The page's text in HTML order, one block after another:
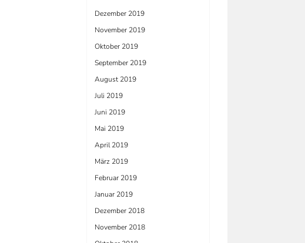
Dezember 2019
November 2019
Oktober 2019
September 2019
August 2019
Juli 2019
Juni 2019
Mai 2019
April 2019
März 2019
Februar 2019
Januar 2019
Dezember 2018
November 2018